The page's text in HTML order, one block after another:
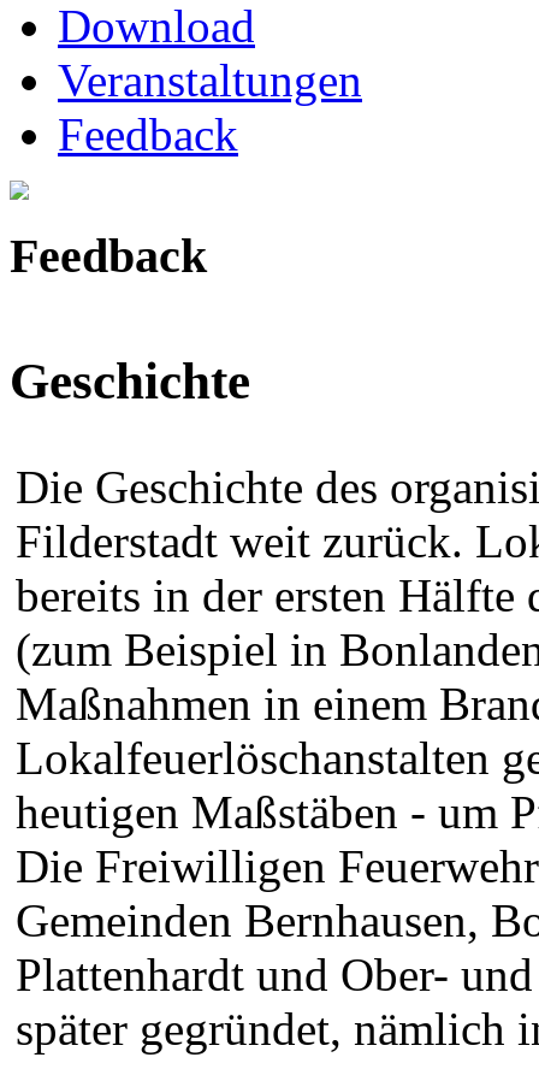
Download
Veranstaltungen
Feedback
Feedback
Geschichte
Die Geschichte des
Filderstadt weit zurück.
bereits in der ersten Hälfte
(zum Beispiel in
Maßnahmen in einem
Lokalfeuerlöschanstalten
heutigen Maßstäben - um
Die Freiwilligen
Gemeinden Bernhausen,
Plattenhardt und Ober-
später gegründet, nämlich